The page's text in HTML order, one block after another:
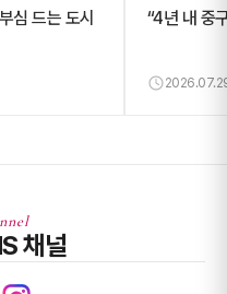
심 드는 도시
“4년 내 중
채널